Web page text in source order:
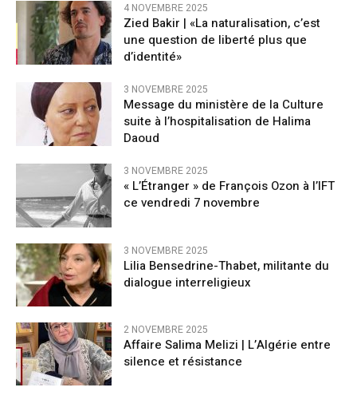
4 NOVEMBRE 2025
Zied Bakir | «La naturalisation, c’est
une question de liberté plus que
d’identité»
3 NOVEMBRE 2025
Message du ministère de la Culture
suite à l’hospitalisation de Halima
Daoud
3 NOVEMBRE 2025
« L’Étranger » de François Ozon à l’IFT
ce vendredi 7 novembre
3 NOVEMBRE 2025
Lilia Bensedrine-Thabet, militante du
dialogue interreligieux
2 NOVEMBRE 2025
Affaire Salima Melizi | L’Algérie entre
silence et résistance